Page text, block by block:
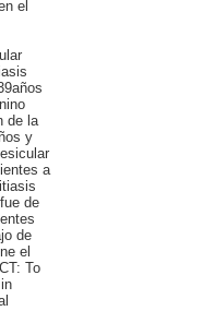
el
de la
y
a
de
de
el
To